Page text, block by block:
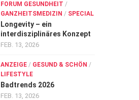
FORUM GESUNDHEIT /
GANZHEITSMEDIZIN / SPECIAL
Longevity – ein
interdisziplinäres Konzept
FEB. 13, 2026
ANZEIGE / GESUND & SCHÖN /
LIFESTYLE
Badtrends 2026
FEB. 13, 2026